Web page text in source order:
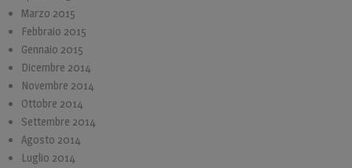
Marzo 2015
Febbraio 2015
Gennaio 2015
Dicembre 2014
Novembre 2014
Ottobre 2014
Settembre 2014
Agosto 2014
Luglio 2014